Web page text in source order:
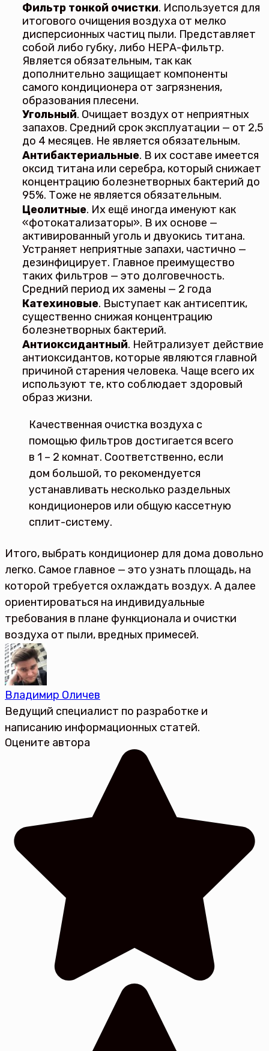
Фильтр тонкой очистки. Используется для
итогового очищения воздуха от мелко
дисперсионных частиц пыли. Представляет
собой либо губку, либо НЕРА-фильтр.
Является обязательным, так как
дополнительно защищает компоненты
самого кондиционера от загрязнения,
образования плесени.
Угольный. Очищает воздух от неприятных
запахов. Средний срок эксплуатации — от 2,5
до 4 месяцев. Не является обязательным.
Антибактериальные. В их составе имеется
оксид титана или серебра, который снижает
концентрацию болезнетворных бактерий до
95%. Тоже не является обязательным.
Цеолитные. Их ещё иногда именуют как
«фотокатализаторы». В их основе —
активированный уголь и двуокись титана.
Устраняет неприятные запахи, частично —
дезинфицирует. Главное преимущество
таких фильтров — это долговечность.
Средний период их замены — 2 года
Катехиновые. Выступает как антисептик,
существенно снижая концентрацию
болезнетворных бактерий.
Антиоксидантный. Нейтрализует действие
антиоксидантов, которые являются главной
причиной старения человека. Чаще всего их
используют те, кто соблюдает здоровый
образ жизни.
Качественная очистка воздуха с
помощью фильтров достигается всего
в 1 – 2 комнат. Соответственно, если
дом большой, то рекомендуется
устанавливать несколько раздельных
кондиционеров или общую кассетную
сплит-систему.
Итого, выбрать кондиционер для дома довольно
легко. Самое главное — это узнать площадь, на
которой требуется охлаждать воздух. А далее
ориентироваться на индивидуальные
требования в плане функционала и очистки
воздуха от пыли, вредных примесей.
Владимир Оличев
Ведущий специалист по разработке и
написанию информационных статей.
Оцените автора